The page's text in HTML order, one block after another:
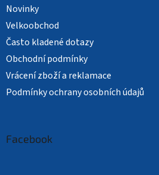
Novinky
Velkoobchod
Často kladené dotazy
Obchodní podmínky
Vrácení zboží a reklamace
Podmínky ochrany osobních údajů
Facebook